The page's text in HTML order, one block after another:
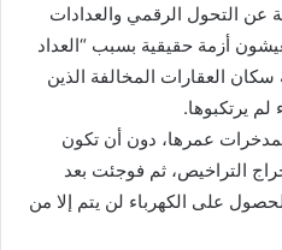
إ
ك
عن التحول الرقمي والعدادات
أزمة حقيقية بسبب “العداد
العقارات المخالفة الذين
يرتكبوها.
عمرها، دون أن تكون
التراخيص، ثم فوجئت بعد
على الكهرباء لن يتم إلا من